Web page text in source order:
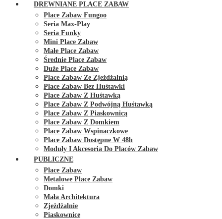
DREWNIANE PLACE ZABAW
Place Zabaw Fungoo
Seria Max-Play
Seria Funky
Mini Place Zabaw
Małe Place Zabaw
Średnie Place Zabaw
Duże Place Zabaw
Place Zabaw Ze Zjeżdżalnią
Place Zabaw Bez Huśtawki
Place Zabaw Z Huśtawką
Place Zabaw Z Podwójną Huśtawką
Place Zabaw Z Piaskownicą
Place Zabaw Z Domkiem
Place Zabaw Wspinaczkowe
Place Zabaw Dostępne W 48h
Moduły I Akcesoria Do Placów Zabaw
PUBLICZNE
Place Zabaw
Metalowe Place Zabaw
Domki
Mała Architektura
Zjeżdżalnie
Piaskownice